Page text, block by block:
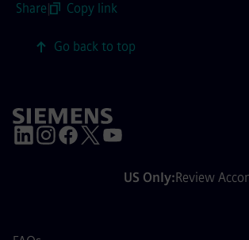
Share| Copy link
Go back to top
US Only:Review